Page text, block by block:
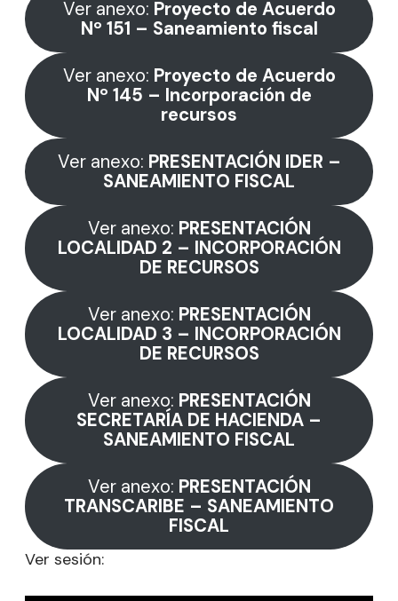
Ver anexo: Proyecto de Acuerdo
Nº 151 – Saneamiento fiscal
Ver anexo: Proyecto de Acuerdo
Nº 145 – Incorporación de
recursos
Ver anexo: PRESENTACIÓN IDER –
SANEAMIENTO FISCAL
Ver anexo: PRESENTACIÓN
LOCALIDAD 2 – INCORPORACIÓN
DE RECURSOS
Ver anexo: PRESENTACIÓN
LOCALIDAD 3 – INCORPORACIÓN
DE RECURSOS
Ver anexo: PRESENTACIÓN
SECRETARÍA DE HACIENDA –
SANEAMIENTO FISCAL
Ver anexo: PRESENTACIÓN
TRANSCARIBE – SANEAMIENTO
FISCAL
Ver sesión: